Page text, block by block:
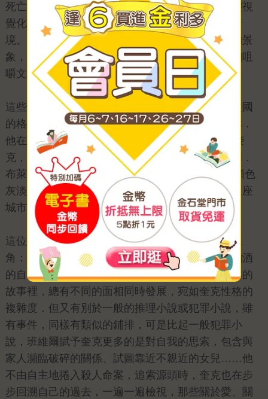
死亡等元素描繪成一幅幅的圖畫，並以具象、強烈視
覺化但又如詩一般的文字描寫矛盾、含糊不清的情
境。彷彿讀者的眼前能立刻浮現出班維爾所描繪的景
象，就如站在畫框前凝視一幅作品；同時也能細細咀
嚼文字的美和精妙之處。
這些，還不足以代表約翰．班維爾，如創造葛林之國
的格瑞安．葛林，約翰．班維爾重新創造了都柏林．
他在2005年，意外寫下一位寂寞的解剖學家－－奎
克，同時誕生了一位新的犯罪小說作家－－班傑明．
布萊克．這次，他帶領讀者前往1950年代，那個顏色
灰淡的都柏林，與奎克一同行走在這座城市裡。這座
城市曾是喬伊斯的故鄉，如今，是奎克的舞台。
這位病理學家一如我們所熟悉的冷硬派推理小說主
角：中年的孤獨者、冷淡的失意人，失去所愛，酗酒
的自己只能敬自己的影子，性格亦邊緣。在前兩本的
故事裡，總有不同的面相同時發展，宛如奎克性格的
複雜度．但又有別於一般的推理小說或犯罪小說，雖
有事件，同樣有類似的鋪排，可是比起一般犯罪小
說，班維爾賦予奎克更多的是對自我的思索，包含與
家人瀕臨破碎的關係、試圖靠近不親近的女兒……他
不由自主地捲入殺人命案，追索源頭時，奎克也在步
步回溯自己的過去，一遍一遍檢視，那些關於愛、關